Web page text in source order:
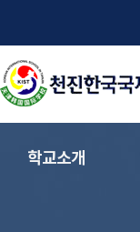
학교소개